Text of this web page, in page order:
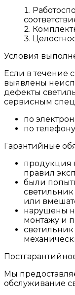
Условия
Если в течение
выявлены
дефекты
сервисным
по
по телефону
Гарантийные
продукция
правил
были
или
нарушены
монтажу и
светильник
Мы
обслуживание